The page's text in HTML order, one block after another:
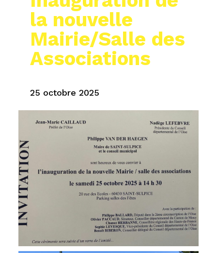
la nouvelle
Mairie/Salle des
Associations
25 octobre 2025
LANCER LE DIAPORAMA